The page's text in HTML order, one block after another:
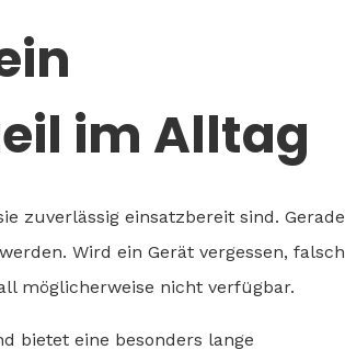
im Alltag
zuverlässig einsatzbereit sind. Gerade
Wird ein Gerät vergessen, falsch
möglicherweise nicht verfügbar.
bietet eine besonders lange